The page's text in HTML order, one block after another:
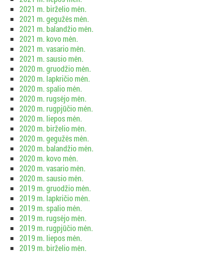
2021 m. birželio mėn.
2021 m. gegužės mėn.
2021 m. balandžio mėn.
2021 m. kovo mėn.
2021 m. vasario mėn.
2021 m. sausio mėn.
2020 m. gruodžio mėn.
2020 m. lapkričio mėn.
2020 m. spalio mėn.
2020 m. rugsėjo mėn.
2020 m. rugpjūčio mėn.
2020 m. liepos mėn.
2020 m. birželio mėn.
2020 m. gegužės mėn.
2020 m. balandžio mėn.
2020 m. kovo mėn.
2020 m. vasario mėn.
2020 m. sausio mėn.
2019 m. gruodžio mėn.
2019 m. lapkričio mėn.
2019 m. spalio mėn.
2019 m. rugsėjo mėn.
2019 m. rugpjūčio mėn.
2019 m. liepos mėn.
2019 m. birželio mėn.